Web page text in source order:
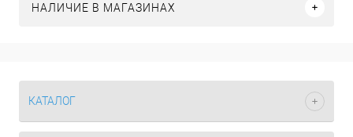
НАЛИЧИЕ В МАГАЗИНАХ
КАТАЛОГ